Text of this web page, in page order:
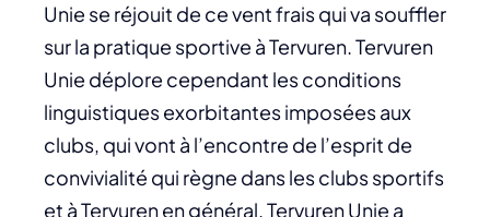
Unie se réjouit de ce vent frais qui va souffler
sur la pratique sportive à Tervuren. Tervuren
Unie déplore cependant les conditions
linguistiques exorbitantes imposées aux
clubs, qui vont à l’encontre de l’esprit de
convivialité qui règne dans les clubs sportifs
et à Tervuren en général. Tervuren Unie a